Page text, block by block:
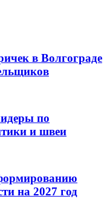
в Волгограде
по
и швеи
на 2027 год